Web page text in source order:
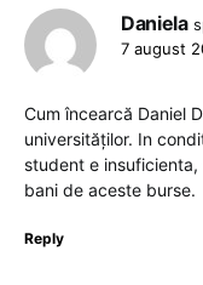
Daniela
7 august
Cum încearcă Daniel
universităților. In
student e
bani de aceste burse.
Reply